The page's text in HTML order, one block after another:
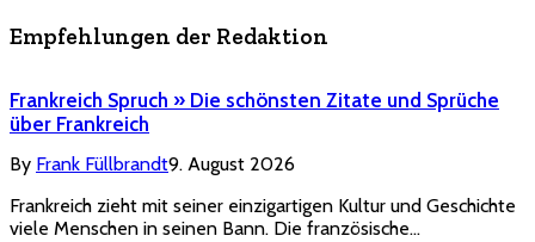
Empfehlungen der Redaktion
Frankreich Spruch » Die schönsten Zitate und Sprüche
über Frankreich
By Frank Füllbrandt9. August 2026
Frankreich zieht mit seiner einzigartigen Kultur und Geschichte
viele Menschen in seinen Bann. Die französische…